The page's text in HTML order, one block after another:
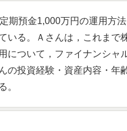
期預金1,000万円の運用方
いる。Ａさんは，これまで
について，ファイナンシャ
の投資経験・資産内容・年
。